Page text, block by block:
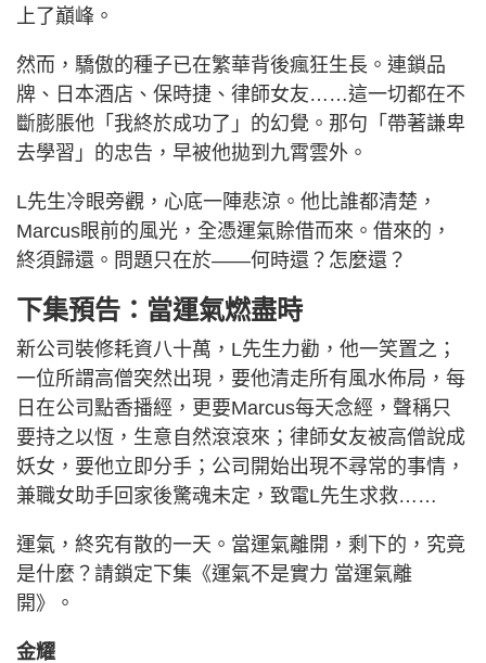
上了巔峰。
然而，驕傲的種子已在繁華背後瘋狂生長。連鎖品
牌、日本酒店、保時捷、律師女友……這一切都在不
斷膨脹他「我終於成功了」的幻覺。那句「帶著謙卑
去學習」的忠告，早被他拋到九霄雲外。
L先生冷眼旁觀，心底一陣悲涼。他比誰都清楚，
Marcus眼前的風光，全憑運氣賒借而來。借來的，
終須歸還。問題只在於——何時還？怎麼還？
下集預告：當運氣燃盡時
新公司裝修耗資八十萬，L先生力勸，他一笑置之；
一位所謂高僧突然出現，要他清走所有風水佈局，每
日在公司點香播經，更要Marcus每天念經，聲稱只
要持之以恆，生意自然滾滾來；律師女友被高僧說成
妖女，要他立即分手；公司開始出現不尋常的事情，
兼職女助手回家後驚魂未定，致電L先生求救……
運氣，終究有散的一天。當運氣離開，剩下的，究竟
是什麼？請鎖定下集《運氣不是實力 當運氣離
開》。
金耀